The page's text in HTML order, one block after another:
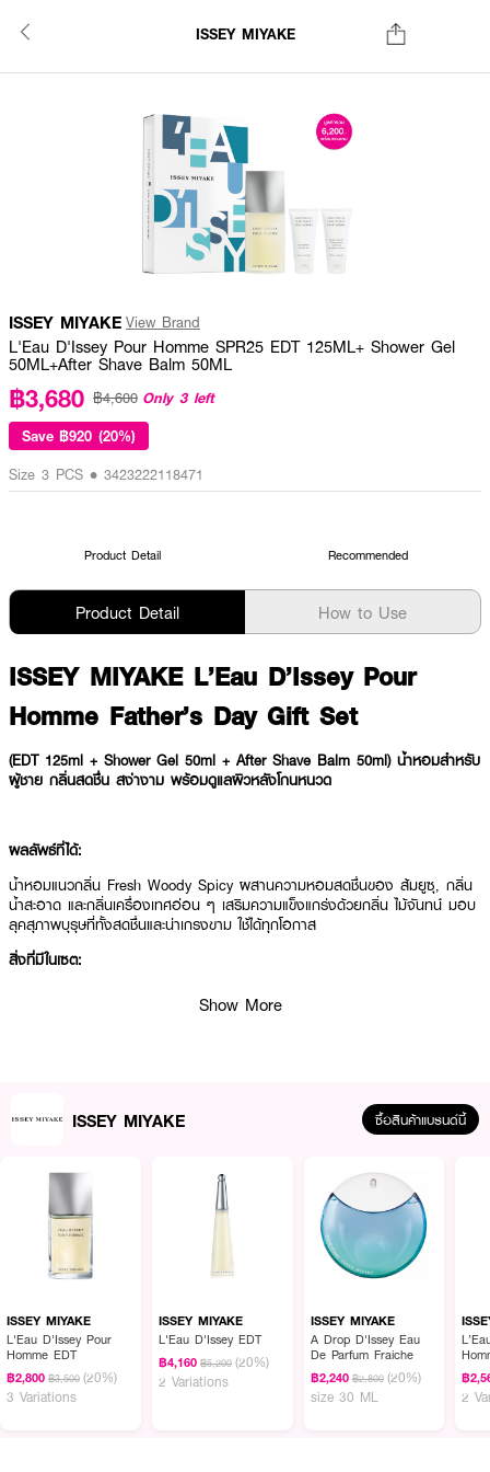
ISSEY MIYAKE
ISSEY MIYAKE View Brand
L'Eau D'Issey Pour Homme SPR25 EDT 125ML+ Shower Gel
50ML+After Shave Balm 50ML
฿3,680 ฿4,600 Only 3 left
Save ฿920 (20%)
Size 3 PCS • 3423222118471
Product Detail Recommended
Product Detail How to Use
ISSEY MIYAKE L’Eau D’Issey Pour
Homme Father’s Day Gift Set
(EDT 125ml + Shower Gel 50ml + After Shave Balm 50ml) น้ำหอมสำหรับ
ผู้ชาย กลิ่นสดชื่น สง่างาม พร้อมดูแลผิวหลังโกนหนวด
ผลลัพธ์ที่ได้:
น้ำหอมแนวกลิ่น Fresh Woody Spicy ผสานความหอมสดชื่นของ ส้มยูซุ, กลิ่น
น้ำสะอาด และกลิ่นเครื่องเทศอ่อน ๆ เสริมความแข็งแกร่งด้วยกลิ่น ไม้จันทน์ มอบ
ลุคสุภาพบุรุษที่ทั้งสดชื่นและน่าเกรงขาม ใช้ได้ทุกโอกาส
สิ่งที่มีในเซต:
✅ Eau de Toilette ขนาด 125ml
✅ กล่องของขวัญผลิตจากกระดาษ FSC™ 100% ปราศจากพลาสติก ดีไซน์สวย
เหมาะมอบเป็นของขวัญ
แนวกลิ่น:
Top Notes: Yuzu, น้ำ, ส้ม
Base Notes: ไม้จันทน์, ไม้หอม
เลขที่จดแจ้ง: 10-2-6500016971
Show More
ISSEY MIYAKE ซื้อสินค้าแบรนด์นี้
ISSEY MIYAKE
L'Eau D'Issey Pour
Homme EDT
฿2,800 ฿3,500 (20%)
3 Variations
ISSEY MIYAKE
L'Eau D'Issey EDT
฿4,160 ฿5,200 (20%)
2 Variations
ISSEY MIYAKE
A Drop D'Issey Eau
De Parfum Fraiche
฿2,240 ฿2,800 (20%)
size 30 ML
EDT
฿
2